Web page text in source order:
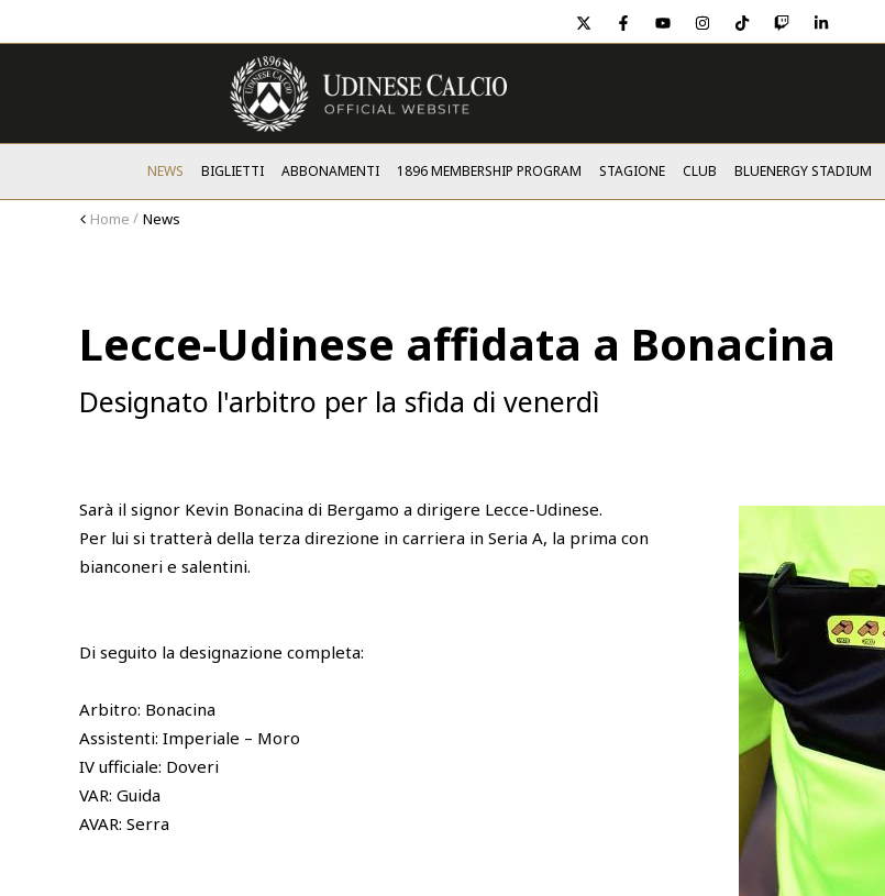
twitter facebook
youtubeinstagram
tiktoktwitchlinkedin
NEWS BIGLIETTI ABBONAMENTI 1896 MEMBERSHIP PROGRAM STAGIONE CLUB BLUENERGY STADIUM
Home News
Lecce-Udinese affidata a Bonacina
Designato l'arbitro per la sfida di venerdì
Sarà il signor Kevin Bonacina di Bergamo a dirigere Lecce-Udinese.
Per lui si tratterà della terza direzione in carriera in Seria A, la prima con
bianconeri e salentini.
Di seguito la designazione completa:
Arbitro: Bonacina
Assistenti: Imperiale – Moro
IV ufficiale: Doveri
VAR: Guida
AVAR: Serra